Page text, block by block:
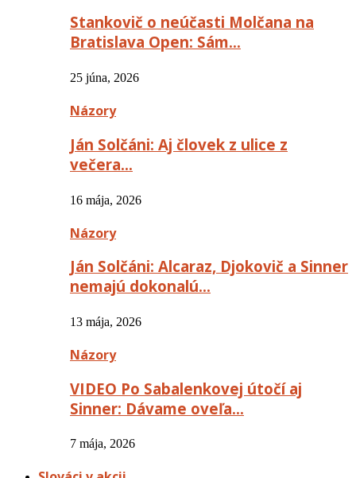
Stankovič o neúčasti Molčana na
Bratislava Open: Sám…
25 júna, 2026
Názory
Ján Solčáni: Aj človek z ulice z
večera…
16 mája, 2026
Názory
Ján Solčáni: Alcaraz, Djokovič a Sinner
nemajú dokonalú…
13 mája, 2026
Názory
VIDEO Po Sabalenkovej útočí aj
Sinner: Dávame oveľa…
7 mája, 2026